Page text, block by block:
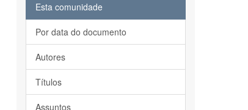
Esta comunidade
Por data do documento
Autores
Títulos
Assuntos